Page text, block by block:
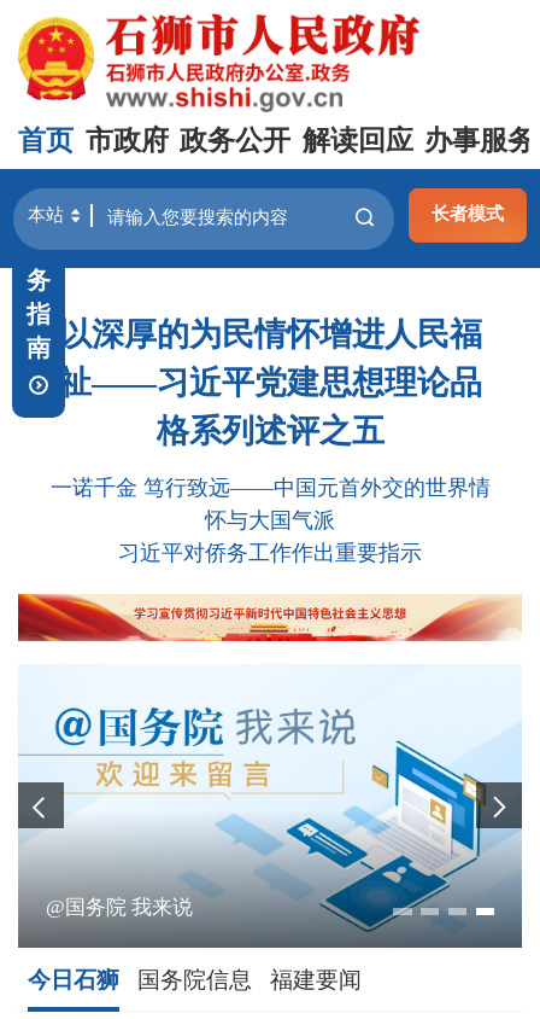
首页 市政府 政务公开 解读回应 办事服务
长者模式
政
务
指
南 以深厚的为民情怀增进人民福
祉——习近平党建思想理论品
格系列述评之五
一诺千金 笃行致远——中国元首外交的世界情
怀与大国气派
习近平对侨务工作作出重要指示
@国务院 我来说
今日石狮 国务院信息 福建要闻